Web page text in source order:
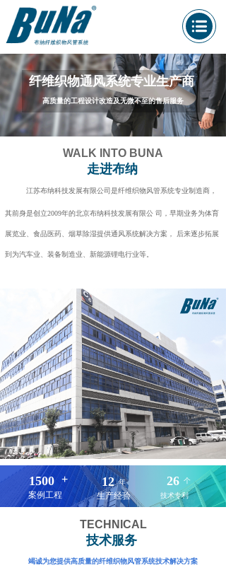
纤维织物通风系统专业生产商
高质量的工程设计改造及无微不至的售后服务
WALK INTO BUNA
走进布纳
江苏布纳科技发展有限公司是纤维织物风管系统专业制造商，
其前身是创立2009年的北京布纳科技发展有限公 司，早期业务为体育
展览业、食品医药、烟草除湿提供通风系统解决方案， 后来逐步拓展
到为汽车业、装备制造业、新能源锂电行业等。
+ 26
1500 12 个
年
案例工程 生产经验 技术专利
TECHNICAL
技术服务
竭诚为您提供高质量的纤维织物风管系统技术解决方案